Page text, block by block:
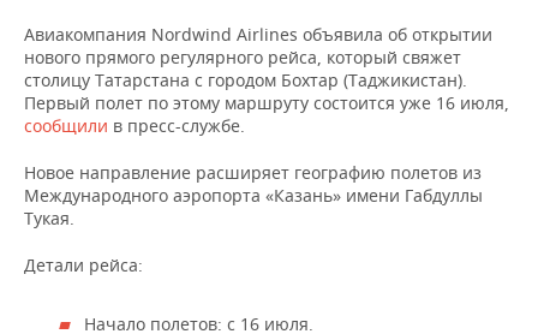
ТЕЛЕКОММУНИКАЦИИ
БИЗНЕС-БРАНЧИ
ONLINE-КОНФЕРЕНЦИИ
ФУТБОЛ
ХОККЕЙ
ВОЛЕЙБОЛ
КИБЕРСПОРТ
ФИГУРНОЕ КАТАНИЕ
НОВОСТИ ОБЩЕСТВА
ВЛАСТЬ
ИСТОРИЯ
КУЛЬТУРА
МЕДИЦИНА
ФОТОГАЛЕРЕЯ
СЮЖЕТЫ
СПИСОК ПЕРСОН
СПИСОК КОМПАНИЙ
ПОЛНАЯ ВЕРСИЯ
Авиакомпания Nordwind Airlines объявила об открытии
нового прямого регулярного рейса, который свяжет
столицу Татарстана с городом Бохтар (Таджикистан).
Первый полет по этому маршруту состоится уже 16 июля,
сообщили в пресс-службе.
Новое направление расширяет географию полетов из
Международного аэропорта «Казань» имени Габдуллы
Тукая.
Детали рейса:
Начало полетов: с 16 июля.